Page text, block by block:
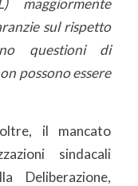
maggiormente
sul rispetto
questioni di
possono essere
il mancato
sindacali
Deliberazione,